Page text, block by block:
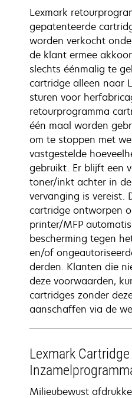
Lexmark
gepatenteerde
worden verkocht
de klant ermee
slechts éénmalig te
cartridge alleen naar
sturen voor
retourprogramma
één maal worden
om te stoppen met
vastgestelde
gebruikt. Er blijft een
toner/inkt achter in
vervanging is vereist.
cartridge ontworpen
printer/MFP
bescherming tegen
en/of
derden. Klanten die
deze voorwaarden,
cartridges zonder
aanschaffen via de
Lexmark Cartridge
Milieubewust